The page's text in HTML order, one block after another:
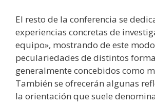
El resto de la conferencia se
experiencias concretas de
equipo», mostrando de este
peculariedades de distintos
generalmente concebidos como
También se ofrecerán algunas
la orientación que suele